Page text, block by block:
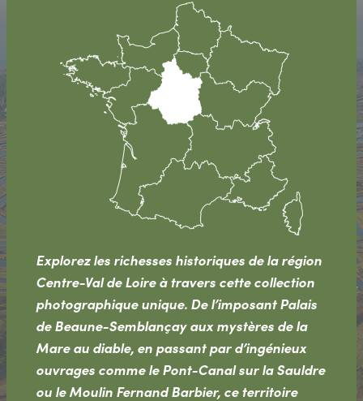
Explorez les richesses historiques de la région
Centre-Val de Loire à travers cette collection
photographique unique. De l’imposant Palais
de Beaune-Semblançay aux mystères de la
Mare au diable, en passant par d’ingénieux
ouvrages comme le Pont-Canal sur la Sauldre
ou le Moulin Fernand Barbier, ce territoire